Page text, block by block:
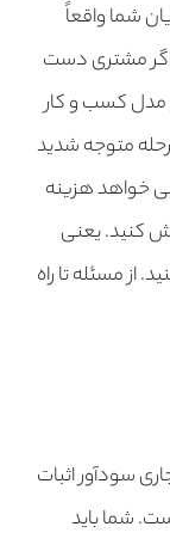
شما واقعاً
اگر مشتری دست
مدل کسب و کار
متوجه شدید
خواهد هزینه
کنید. یعنی
از مسئله تا راه
سودآور اثبات
شما باید